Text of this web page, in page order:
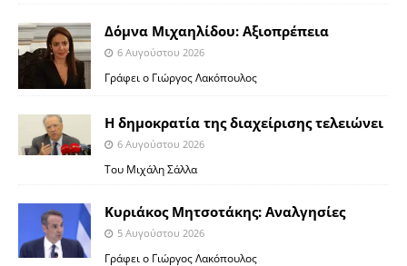
Δόμνα Μιχαηλίδου: Αξιοπρέπεια
6 Αυγούστου 2026
Γράφει ο Γιώργος Λακόπουλος
Η δημοκρατία της διαχείρισης τελειώνει
6 Αυγούστου 2026
Του Μιχάλη Σάλλα
Κυριάκος Μητσοτάκης: Αναλγησίες
5 Αυγούστου 2026
Γράφει ο Γιώργος Λακόπουλος